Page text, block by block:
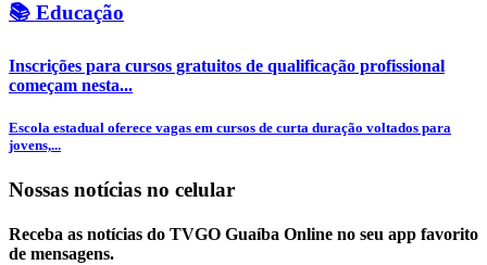
📚 Educação
Inscrições para cursos gratuitos de qualificação profissional
começam nesta...
Escola estadual oferece vagas em cursos de curta duração voltados para
jovens,...
Nossas notícias no celular
Receba as notícias do TVGO Guaíba Online no seu app favorito
de mensagens.